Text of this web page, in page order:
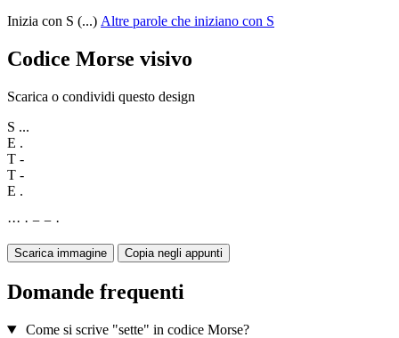
Inizia con S (...) Altre parole che iniziano con S
Codice Morse visivo
Scarica o condividi questo design
S ...
E .
T -
T -
E .
··· · − − ·
Scarica immagine Copia negli appunti
Domande frequenti
Come si scrive "sette" in codice Morse?